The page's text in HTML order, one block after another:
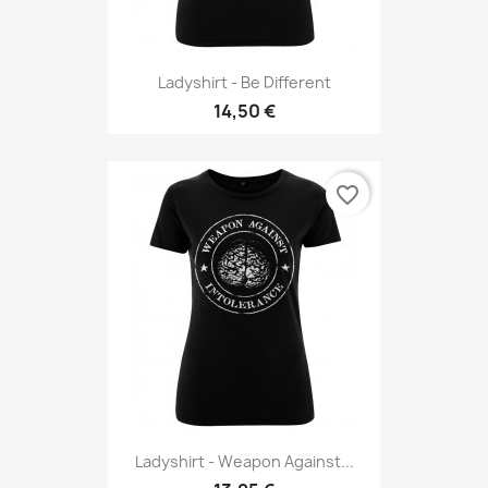
Ladyshirt - Be Different
14,50 €
Ladyshirt - Weapon Against...
favorite_border